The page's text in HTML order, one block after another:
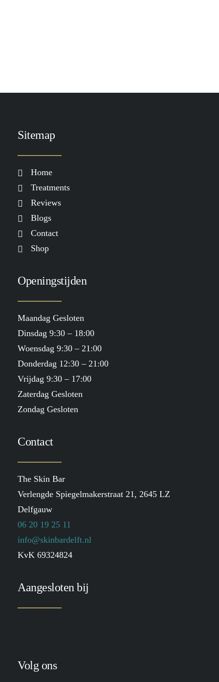
Sitemap
Home
Treatments
Reviews
Blogs
Contact
Shop
Openingstijden
Maandag Gesloten
Dinsdag 9:30 – 18:00
Woensdag 9:30 – 21:00
Donderdag 12:30 – 21:00
Vrijdag 9:30 – 17:00
Zaterdag Gesloten
Zondag Gesloten
Contact
The Skin Bar
Verlengde Spiegelmakerstraat 21, 2645 LZ
Delfgauw
06 20 19 25 11
info@skinbardelft.nl
KvK 69324824
Aangesloten bij
Volg ons